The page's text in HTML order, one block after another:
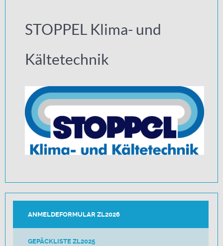
STOPPEL Klima- und
Kältetechnik
ANMELDEFORMULAR ZL2026
GEPÄCKLISTE ZL2025